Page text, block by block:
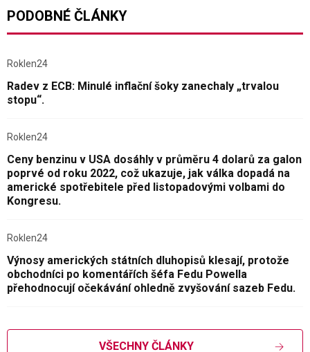
PODOBNÉ ČLÁNKY
Roklen24
Radev z ECB: Minulé inflační šoky zanechaly „trvalou
stopu“.
Roklen24
Ceny benzinu v USA dosáhly v průměru 4 dolarů za galon
poprvé od roku 2022, což ukazuje, jak válka dopadá na
americké spotřebitele před listopadovými volbami do
Kongresu.
Roklen24
Výnosy amerických státních dluhopisů klesají, protože
obchodníci po komentářích šéfa Fedu Powella
přehodnocují očekávání ohledně zvyšování sazeb Fedu.
VŠECHNY ČLÁNKY